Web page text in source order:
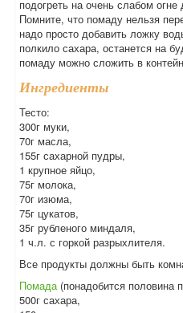
подогреть на очень слабом огне
Помните, что помаду нельзя
надо просто добавить ложку
полкило сахара, останется на
помаду можно сложить в
Ингредиенты
Тесто:
300г муки,
70г масла,
155г сахарной пудры,
1 крупное яйцо,
75г молока,
70г изюма,
75г цукатов,
35г рубленого миндаля,
1 ч.л. с горкой разрыхлителя.
Все продукты должны быть
Помада (понадобится половина
500г сахара,